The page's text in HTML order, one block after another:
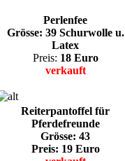
Perlenfee
Grösse: 39 Schurwolle u.
Latex
Preis: 18 Euro
verkauft
Reiterpantoffel für
Pferdefreunde
Grösse: 43
Preis: 19 Euro